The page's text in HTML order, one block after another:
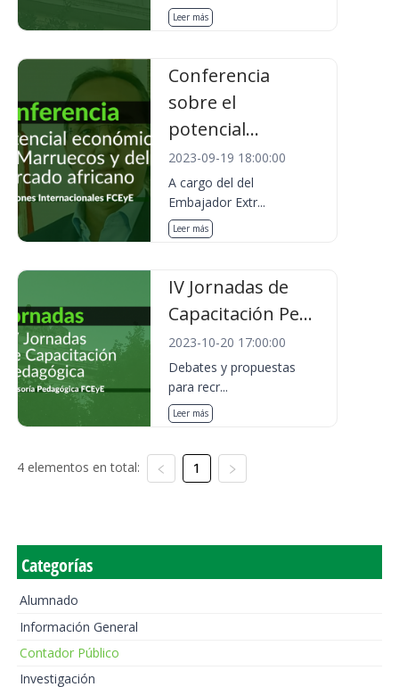
Leer más
Conferencia
sobre el
potencial...
2023-09-19 18:00:00
A cargo del del
Embajador Extr...
Leer más
IV Jornadas de
Capacitación Pe...
2023-10-20 17:00:00
Debates y propuestas
para recr...
Leer más
4 elementos en total: 1
Categorías
Alumnado
Información General
Contador Público
Investigación